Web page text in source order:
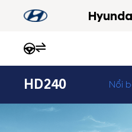
HD240 Nổi